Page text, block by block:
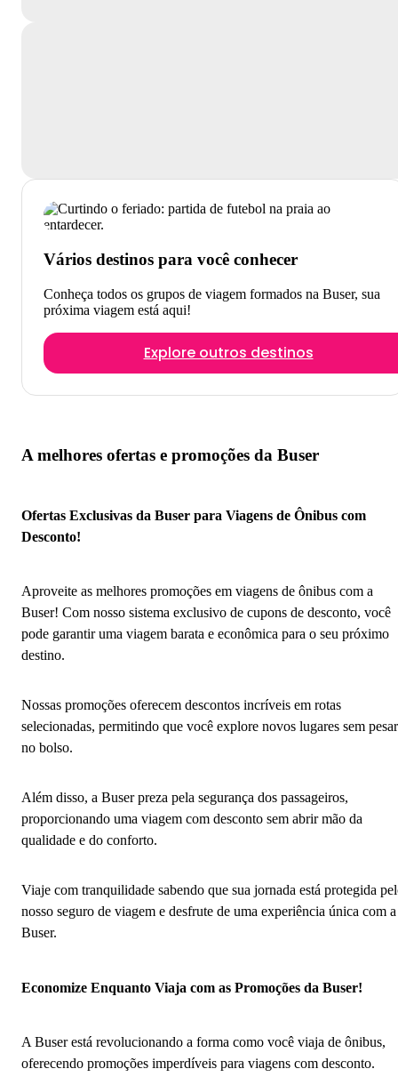
Vários destinos para você conhecer
Conheça todos os grupos de viagem formados na Buser, sua
próxima viagem está aqui!
Explore outros destinos
A melhores ofertas e promoções da Buser
Ofertas Exclusivas da Buser para Viagens de Ônibus com
Desconto!
Aproveite as melhores promoções em viagens de ônibus com a
Buser! Com nosso sistema exclusivo de cupons de desconto, você
pode garantir uma viagem barata e econômica para o seu próximo
destino.
Nossas promoções oferecem descontos incríveis em rotas
selecionadas, permitindo que você explore novos lugares sem pesar
no bolso.
Além disso, a Buser preza pela segurança dos passageiros,
proporcionando uma viagem com desconto sem abrir mão da
qualidade e do conforto.
Viaje com tranquilidade sabendo que sua jornada está protegida
nosso seguro de viagem e desfrute de uma experiência única com a
Buser.
Economize Enquanto Viaja com as Promoções da Buser!
A Buser está revolucionando a forma como você viaja de ônibus,
oferecendo promoções imperdíveis para viagens com desconto.